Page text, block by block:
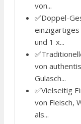
von...
✅Doppel-
einzigartiges
und 1 x...
von
Gulasch...
✅Vielseitig
von Fleisch,
als...